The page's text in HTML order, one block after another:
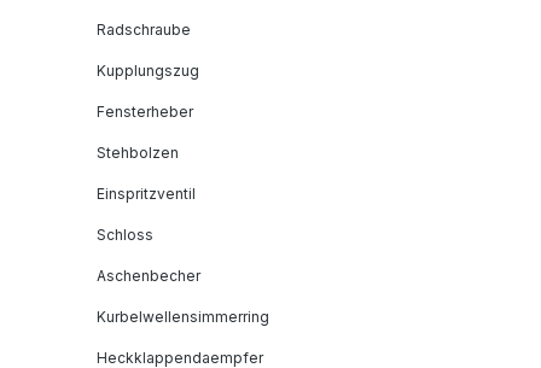
Radschraube
Kupplungszug
Fensterheber
Stehbolzen
Einspritzventil
Schloss
Aschenbecher
Kurbelwellensimmerring
Heckklappendaempfer